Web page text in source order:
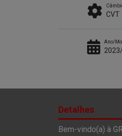
CVT
Ano/
Detalhes
Bem-vindo(a) à